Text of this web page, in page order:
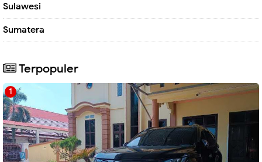
Sulawesi
Sumatera
Terpopuler